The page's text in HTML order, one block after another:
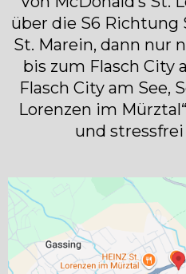
über die S6 Richtung
St. Marein, dann nur
bis zum Flasch City
Flasch City am See,
Lorenzen im
und